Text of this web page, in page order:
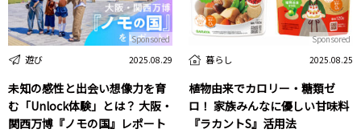
遊び 2025.08.29
未知の感性と出会い想像力を育
む「Unlock体験」とは？ 大阪・
関西万博『ノモの国』レポート
Sponsored
暮らし 2025.08.25
植物由来でカロリー・糖類ゼ
ロ！ 家族みんなに優しい甘味料
『ラカントS』活用法
Sponsored